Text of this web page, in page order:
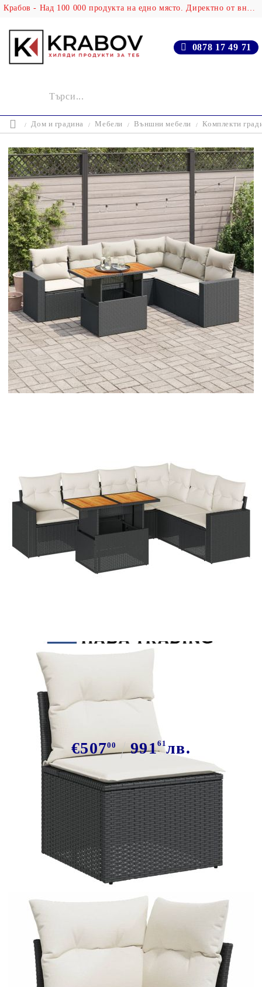
Крабов - Над 100 000 продукта на едно място. Директно от вносителя!
0878 17 49 71
Дом и градина Мебели Външни мебели Комплекти
Градински комплект диван с
възглавници 7 части черен
полиратан
€50700 99161лв.
В наличност: 198 бр.
Време за доставка: 5 до 9 дни
Безплатна доставка до адрес при плащане по банков път
Цвят:
Кремавобял
Материал:
PE ратан, стомана с прахово покритие,
акациева дървесина масив с лаково
Размери:
EAN code:
8721158744814
Височина на
подлакътника от земята:
Размери на седалката: